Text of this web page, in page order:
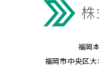
福岡
福岡市中央区